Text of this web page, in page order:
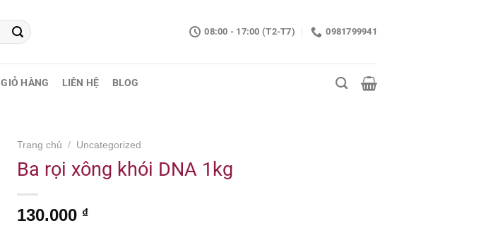
08:00 - 17:00 (T2-T7) 0981799941
GIỎ HÀNG LIÊN HỆ BLOG
Trang chủ / Uncategorized
Ba rọi xông khói DNA 1kg
130.000 ₫